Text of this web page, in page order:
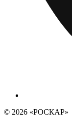
© 2026 «РОСКАР»